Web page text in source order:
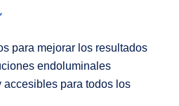
para mejorar los resultados
endoluminales
accesibles para todos los